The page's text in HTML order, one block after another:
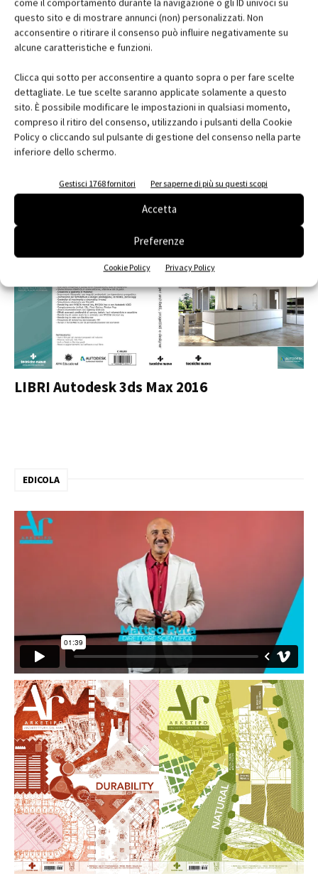
questo sito e di mostrare annunci (non) personalizzati. Non
acconsentire o ritirare il consenso può influire negativamente su
alcune caratteristiche e funzioni.
Clicca qui sotto per acconsentire a quanto sopra o per fare scelte
dettagliate. Le tue scelte saranno applicate solamente a questo
sito. È possibile modificare le impostazioni in qualsiasi momento,
compreso il ritiro del consenso, utilizzando i pulsanti della Cookie
Policy o cliccando sul pulsante di gestione del consenso nella parte
inferiore dello schermo.
Gestisci 1768 fornitori Per saperne di più su questi scopi
Accetta
Preferenze
Cookie Policy Privacy Policy
Milano Porta Nuova L’Italia si alza
LIBRI Autodesk 3ds Max 2016
EDICOLA